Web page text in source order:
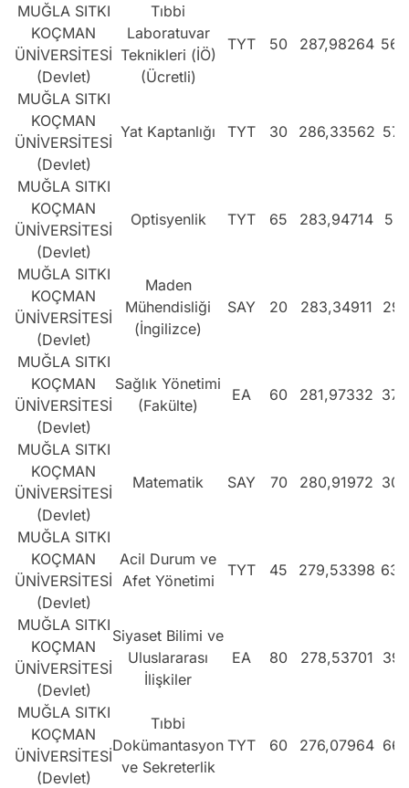
MUĞLA SITKI
KOÇMAN
ÜNİVERSİTESİ
(Devlet)
Tıbbi
Laboratuvar
Teknikleri (İÖ)
(Ücretli)
TYT 50 287,98264
MUĞLA SITKI
KOÇMAN
ÜNİVERSİTESİ
(Devlet)
Yat Kaptanlığı TYT 30 286,33562
MUĞLA SITKI
KOÇMAN
ÜNİVERSİTESİ
(Devlet)
Optisyenlik TYT 65 283,94714
MUĞLA SITKI
KOÇMAN
ÜNİVERSİTESİ
(Devlet)
Maden
Mühendisliği
(İngilizce)
SAY 20 283,34911
MUĞLA SITKI
KOÇMAN
ÜNİVERSİTESİ
(Devlet)
Sağlık Yönetimi
(Fakülte)
EA 60 281,97332
MUĞLA SITKI
KOÇMAN
ÜNİVERSİTESİ
(Devlet)
Matematik SAY 70 280,91972
MUĞLA SITKI
KOÇMAN
ÜNİVERSİTESİ
(Devlet)
Acil Durum ve
Afet Yönetimi
TYT 45 279,53398
MUĞLA SITKI
KOÇMAN
ÜNİVERSİTESİ
(Devlet)
Siyaset Bilimi ve
Uluslararası
İlişkiler
EA 80 278,53701
MUĞLA SITKI
KOÇMAN
ÜNİVERSİTESİ
(Devlet)
Tıbbi
Dokümantasyon
ve Sekreterlik
TYT 60 276,07964